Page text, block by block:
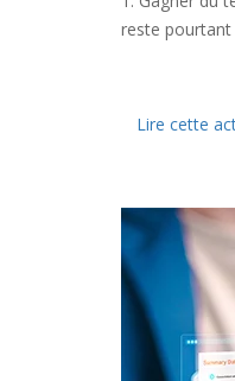
reste pourtant
Lire cette